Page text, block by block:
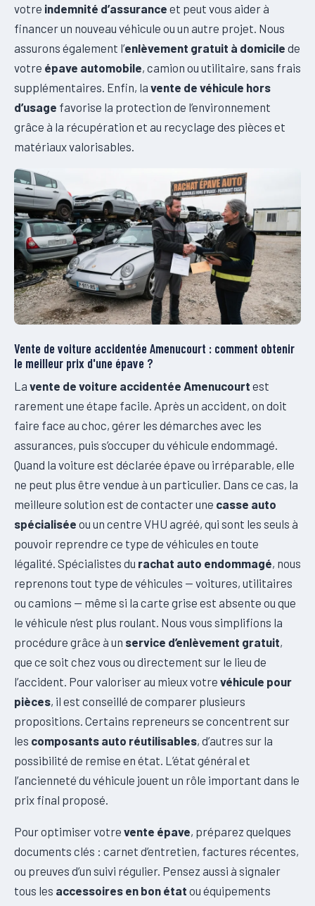
votre indemnité d’assurance et peut vous aider à
financer un nouveau véhicule ou un autre projet. Nous
assurons également l’enlèvement gratuit à domicile de
votre épave automobile, camion ou utilitaire, sans frais
supplémentaires. Enfin, la vente de véhicule hors
d’usage favorise la protection de l’environnement
grâce à la récupération et au recyclage des pièces et
matériaux valorisables.
Vente de voiture accidentée Amenucourt : comment obtenir
le meilleur prix d'une épave ?
La vente de voiture accidentée Amenucourt est
rarement une étape facile. Après un accident, on doit
faire face au choc, gérer les démarches avec les
assurances, puis s’occuper du véhicule endommagé.
Quand la voiture est déclarée épave ou irréparable, elle
ne peut plus être vendue à un particulier. Dans ce cas, la
meilleure solution est de contacter une casse auto
spécialisée ou un centre VHU agréé, qui sont les seuls à
pouvoir reprendre ce type de véhicules en toute
légalité. Spécialistes du rachat auto endommagé, nous
reprenons tout type de véhicules — voitures, utilitaires
ou camions — même si la carte grise est absente ou que
le véhicule n’est plus roulant. Nous vous simplifions la
procédure grâce à un service d’enlèvement gratuit,
que ce soit chez vous ou directement sur le lieu de
l’accident. Pour valoriser au mieux votre véhicule pour
pièces, il est conseillé de comparer plusieurs
propositions. Certains repreneurs se concentrent sur
les composants auto réutilisables, d’autres sur la
possibilité de remise en état. L’état général et
l’ancienneté du véhicule jouent un rôle important dans le
prix final proposé.
Pour optimiser votre vente épave, préparez quelques
documents clés : carnet d’entretien, factures récentes,
ou preuves d’un suivi régulier. Pensez aussi à signaler
tous les accessoires en bon état ou équipements